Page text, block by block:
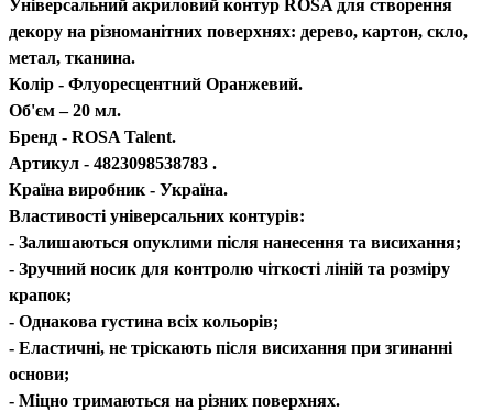
Універсальний акриловий контур ROSA для створення
декору на різноманітних поверхнях: дерево, картон, скло,
метал, тканина.
Колір - Флуоресцентний Оранжевий.
Об'єм – 20 мл.
Бренд - ROSA Talent.
Артикул - 4823098538783 .
Країна виробник - Україна.
Властивості універсальних контурів:
- Залишаються опуклими після нанесення та висихання;
- Зручний носик для контролю чіткості ліній та розміру
крапок;
- Однакова густина всіх кольорів;
- Еластичні, не тріскають після висихання при згинанні
основи;
- Міцно тримаються на різних поверхнях.